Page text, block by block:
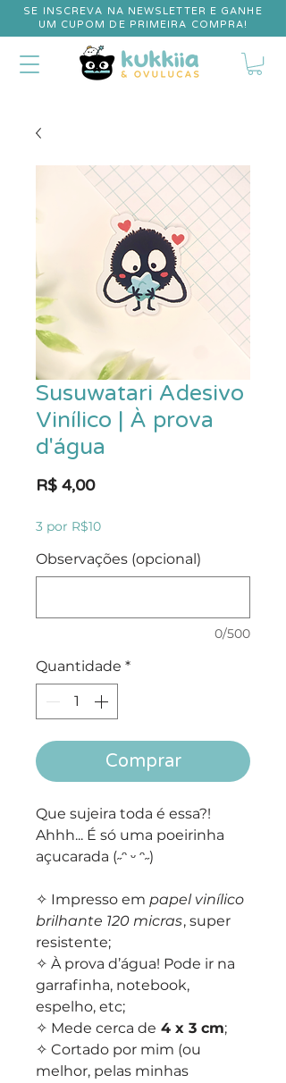
SE INSCREVA NA NEWSLETTER E GANHE
UM CUPOM DE PRIMEIRA COMPRA!
Susuwatari Adesivo
Vinílico | À prova
d'água
R$ 4,00Preço
3 por R$10
Observações (opcional)
0/500
Quantidade *
Comprar
Que sujeira toda é essa?!
Ahhh... É só uma poeirinha
açucarada (˶ᵔ ᵕ ᵔ˶)
✧ Impresso em papel vinílico
brilhante 120 micras, super
resistente;
✧ À prova d’água! Pode ir na
garrafinha, notebook,
espelho, etc;
✧ Mede cerca de 4 x 3 cm;
✧ Cortado por mim (ou
melhor, pelas minhas